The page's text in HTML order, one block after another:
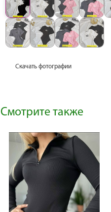
Скачать фотографии
Смотрите также